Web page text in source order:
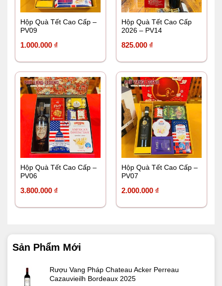
Sản Phẩm Mới
Rượu Vang Pháp Chateau Acker Perreau
Cazauvieilh Bordeaux 2025
Hộp Quà Tết Cao Cấp –
PV09
1.000.000 ₫
Hộp Quà Tết Cao Cấp
2026 – PV14
825.000 ₫
Hộp Quà Tết Cao Cấp –
PV06
3.800.000 ₫
Hộp Quà Tết Cao Cấp –
PV07
2.000.000 ₫